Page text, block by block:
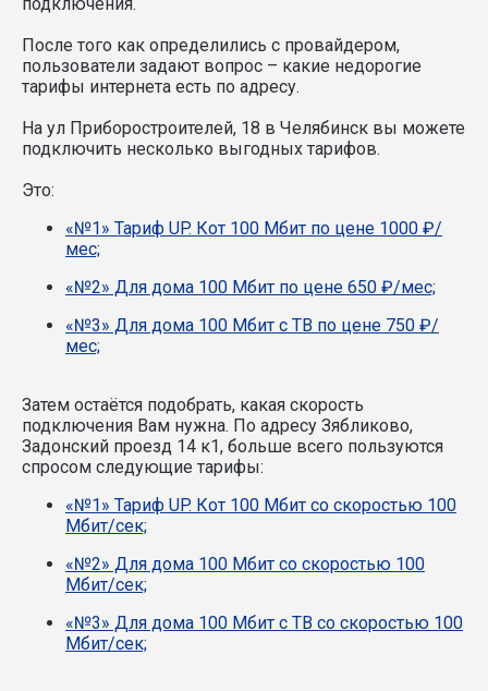
После того как определились с провайдером,
пользователи задают вопрос – какие недорогие
тарифы интернета есть по адресу.
На ул Приборостроителей, 18 в Челябинск вы можете
подключить несколько выгодных тарифов.
Это:
«№1» Тариф UP. Кот 100 Мбит по цене 1000 ₽/
мес;
«№2» Для дома 100 Мбит по цене 650 ₽/мес;
«№3» Для дома 100 Мбит с ТВ по цене 750 ₽/
мес;
Затем остаётся подобрать, какая скорость
подключения Вам нужна. По адресу Зябликово,
Задонский проезд 14 к1, больше всего пользуются
спросом следующие тарифы:
«№1» Тариф UP. Кот 100 Мбит со скоростью 100
Мбит/сек;
«№2» Для дома 100 Мбит со скоростью 100
Мбит/сек;
«№3» Для дома 100 Мбит с ТВ со скоростью 100
Мбит/сек;